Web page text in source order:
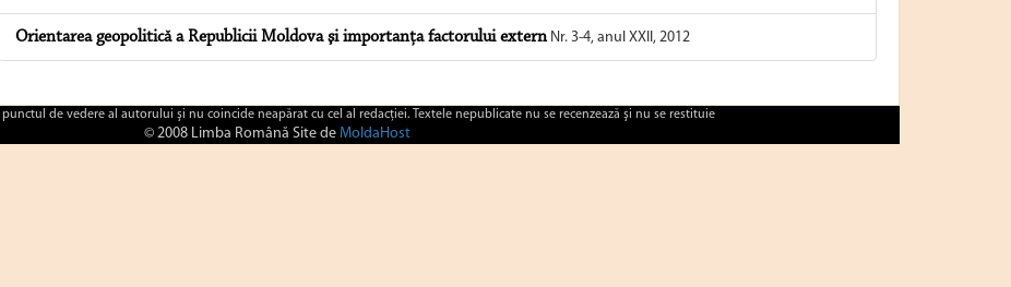
Orientarea geopolitică a Republicii Moldova şi importanţa factorului externNr. 3-4, anul XXII, 2012
de vedere al autorului şi nu coincide neapărat cu cel al redacţiei. Textele nepublicate nu se recenzează şi nu se restituie
© 2008 Limba Română Site de MoldaHost